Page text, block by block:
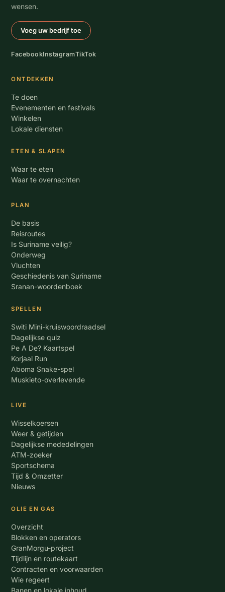
wensen.
Voeg uw bedrijf toe
FacebookInstagramTikTok
ONTDEKKEN
Te doen
Evenementen en festivals
Winkelen
Lokale diensten
ETEN & SLAPEN
Waar te eten
Waar te overnachten
PLAN
De basis
Reisroutes
Is Suriname veilig?
Onderweg
Vluchten
Geschiedenis van Suriname
Sranan-woordenboek
SPELLEN
Switi Mini-kruiswoordraadsel
Dagelijkse quiz
Pe A De? Kaartspel
Korjaal Run
Aboma Snake-spel
Muskieto-overlevende
LIVE
Wisselkoersen
Weer & getijden
Dagelijkse mededelingen
ATM-zoeker
Sportschema
Tijd & Omzetter
Nieuws
OLIE EN GAS
Overzicht
Blokken en operators
GranMorgu-project
Tijdlijn en routekaart
Contracten en voorwaarden
Wie regeert
Banen en lokale inhoud